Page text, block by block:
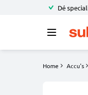
Dé
Home Accu's